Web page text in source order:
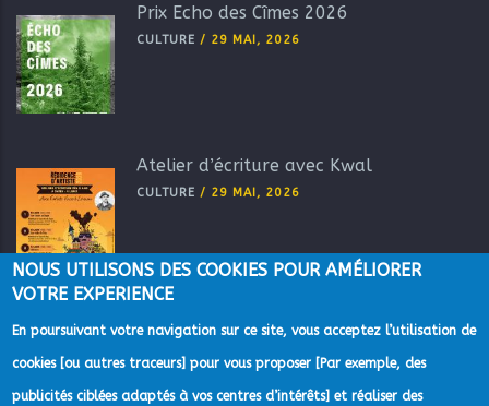
Prix Echo des Cîmes 2026
CULTURE / 29 MAI, 2026
Atelier d’écriture avec Kwal
CULTURE / 29 MAI, 2026
NOUS UTILISONS DES COOKIES POUR AMÉLIORER
VOTRE EXPERIENCE
En poursuivant votre navigation sur ce site, vous acceptez l’utilisation de
cookies [ou autres traceurs] pour vous proposer [Par exemple, des
publicités ciblées adaptés à vos centres d’intérêts] et réaliser des